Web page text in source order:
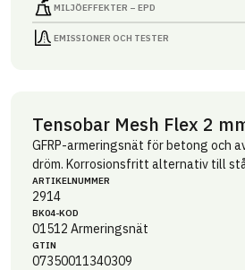
MILJÖEFFEKTER – EPD
EMISSIONER OCH TESTER
Tensobar Mesh Flex 2
GFRP-armeringsnät för betong och
dröm. Korrosionsfritt alternativ till
ARTIKEL­NUMMER
2914
BK04-KOD
01512 Armeringsnät
GTIN
07350011340309